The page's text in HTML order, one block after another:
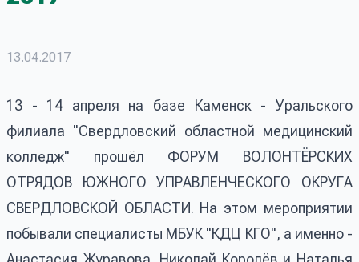
13.04.2017
13 - 14 апреля на базе Каменск - Уральского
филиала "Свердловский областной медицинский
колледж" прошёл ФОРУМ ВОЛОНТЁРСКИХ
ОТРЯДОВ ЮЖНОГО УПРАВЛЕНЧЕСКОГО ОКРУГА
СВЕРДЛОВСКОЙ ОБЛАСТИ. На этом мероприятии
побывали специалисты МБУК "КДЦ КГО", а именно -